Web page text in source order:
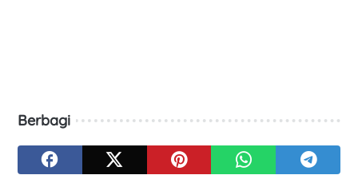
Berbagi